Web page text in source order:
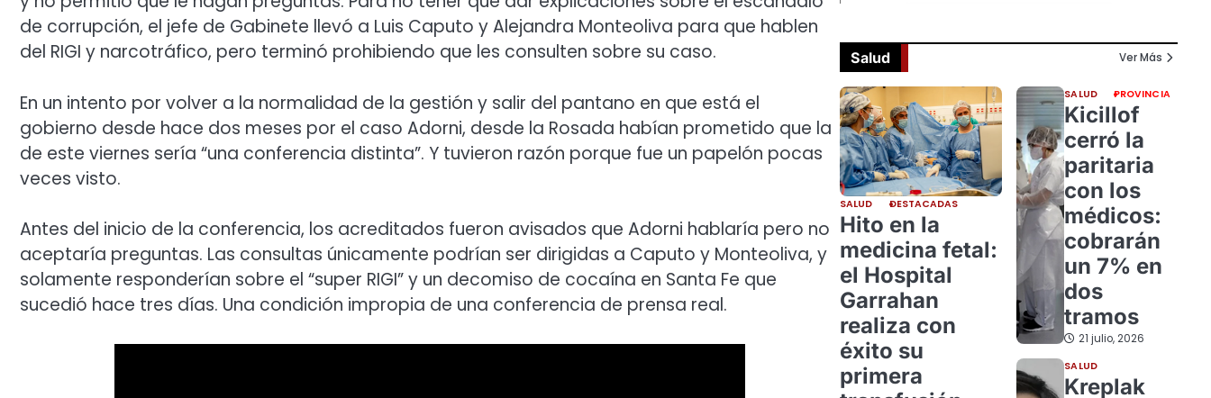
de corrupción, el jefe de Gabinete llevó a Luis Caputo y Alejandra Monteoliva para que hablen
del RIGI y narcotráfico, pero terminó prohibiendo que les consulten sobre su caso.
En un intento por volver a la normalidad de la gestión y salir del pantano en que está el
gobierno desde hace dos meses por el caso Adorni, desde la Rosada habían prometido que la
de este viernes sería “una conferencia distinta”. Y tuvieron razón porque fue un papelón pocas
veces visto.
Antes del inicio de la conferencia, los acreditados fueron avisados que Adorni hablaría pero no
aceptaría preguntas. Las consultas únicamente podrían ser dirigidas a Caputo y Monteoliva, y
solamente responderían sobre el “super RIGI” y un decomiso de cocaína en Santa Fe que
sucedió hace tres días. Una condición impropia de una conferencia de prensa real.
Salud Ver Más
SALUD DESTACADAS
Hito en la
medicina fetal:
el Hospital
Garrahan
realiza con
éxito su
primera
SALUD PROVINCIA
Kicillof
cerró la
paritaria
con los
médicos:
cobrarán
un 7% en
dos
tramos
21 julio, 2026
SALUD
Kreplak